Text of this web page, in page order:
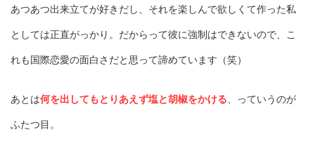
あつあつ出来立てが好きだし、それを楽しんで欲しくて作った私
としては正直がっかり。だからって彼に強制はできないので、こ
れも国際恋愛の面白さだと思って諦めています（笑）
あとは何を出してもとりあえず塩と胡椒をかける 、っていうのが
ふたつ目。